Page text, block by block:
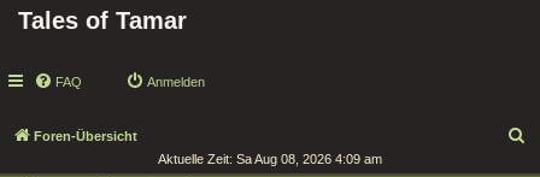
Tales of Tamar
FAQ Anmelden
Foren-Übersicht
Aktuelle Zeit: Sa Aug 08, 2026 4:09 am